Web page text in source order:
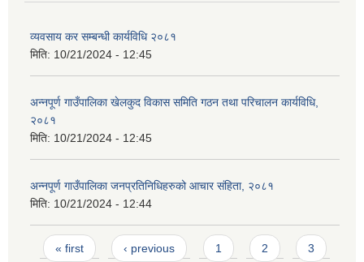
व्यवसाय कर सम्बन्धी कार्यविधि २०८१
मिति: 10/21/2024 - 12:45
अन्नपूर्ण गाउँपालिका खेलकुद विकास समिति गठन तथा परिचालन कार्यविधि,
२०८१
मिति: 10/21/2024 - 12:45
अन्नपूर्ण गाउँपालिका जनप्रतिनिधिहरुको आचार संहिता, २०८१
मिति: 10/21/2024 - 12:44
Pages
« first ‹ previous 1 2 3